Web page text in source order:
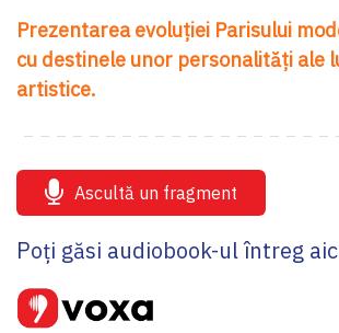
Prezentarea evoluției Parisului
cu destinele unor personalități ale
artistice.
Ascultă un fragment
Poți găsi audiobook-ul întreg